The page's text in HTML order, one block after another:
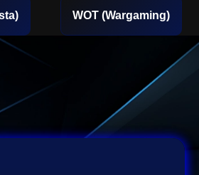
WOT (Wargaming)